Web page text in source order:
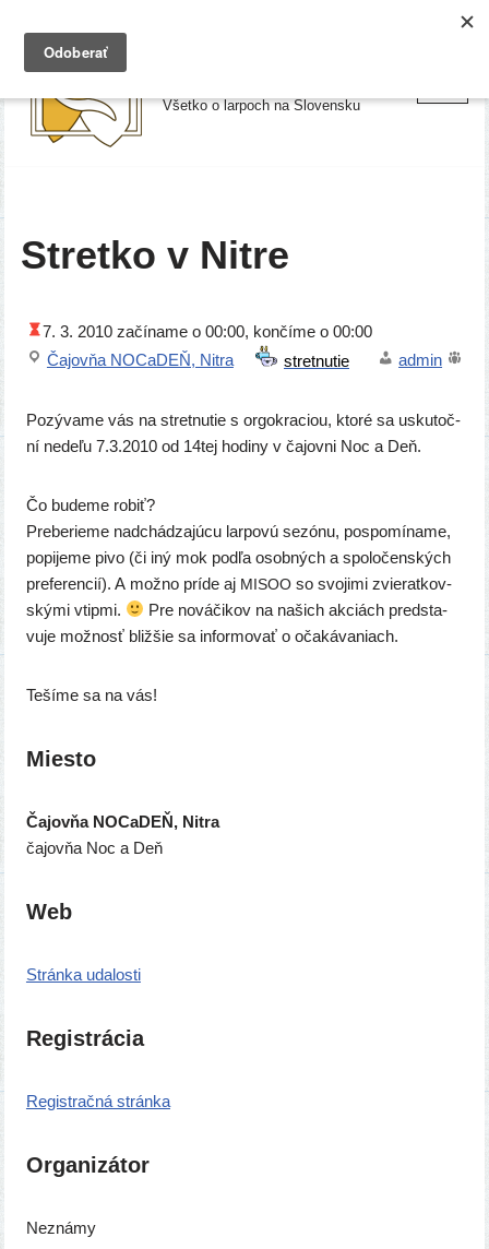
Preskočiť
Všetko o larpoch na Slovensku
Stretko v Nitre
7. 3. 2010 začí­na­me o 00:00, kon­čí­me o 00:00
Čajovňa NOCaDEŇ, Nitra
admin
Pozývame vás na stret­nu­tie s orgok­ra­ci­ou, kto­ré sa usku­toč­
ní nede­ľu 7.3.2010 od 14tej hodi­ny v čajov­ni Noc a Deň.
Čo bude­me robiť?
Preberieme nad­chá­dza­jú­cu lar­po­vú sezó­nu, pospo­mí­na­me,
popi­je­me pivo (či iný mok pod­ľa osob­ných a spo­lo­čen­ských
pre­fe­ren­cií). A mož­no prí­de aj MISOOso svo­ji­mi zvie­rat­kov­
ský­mi vtip­mi.
Pre nová­či­kov na našich akciách pred­sta­
vu­je mož­nosť bliž­šie sa infor­mo­vať o očakávaniach.
Tešíme sa na vás!
Miesto
Čajovňa NOCaDEŇ, Nitra
čajov­ňa Noc a Deň
Web
Stránka uda­los­ti
Registrácia
Registračná strán­ka
Organizátor
Neznámy